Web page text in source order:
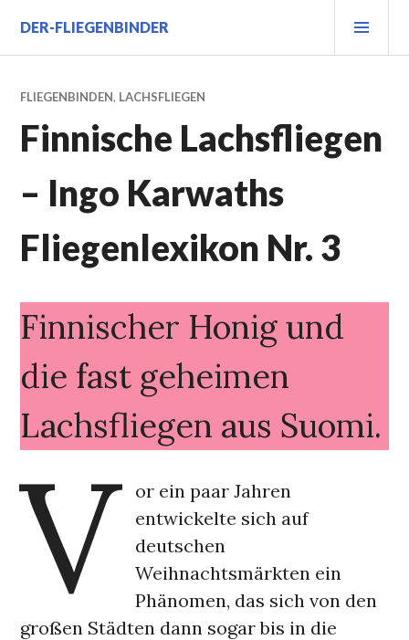
Inhalt
springen
DER-FLIEGENBINDER
FLIEGENBINDEN, LACHSFLIEGEN
Finnische Lachsfliegen
– Ingo Karwaths
Fliegenlexikon Nr. 3
Finnischer Honig und
die fast geheimen
Lachsfliegen aus Suomi.
V
or ein paar Jahren
entwickelte sich auf
deutschen
Weihnachtsmärkten ein
Phänomen, das sich von den
großen Städten dann sogar bis in die